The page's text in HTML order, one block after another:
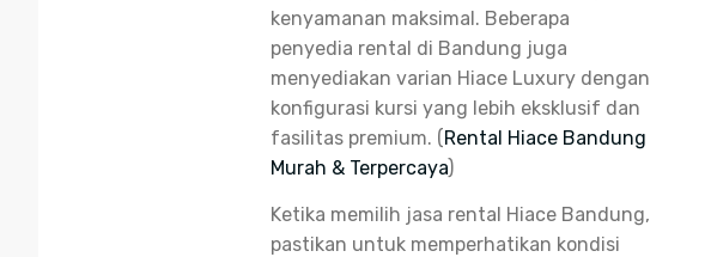
kenyamanan maksimal. Beberapa
penyedia rental di Bandung juga
menyediakan varian Hiace Luxury dengan
konfigurasi kursi yang lebih eksklusif dan
fasilitas premium. (Rental Hiace Bandung
Murah & Terpercaya)
Ketika memilih jasa rental Hiace Bandung,
pastikan untuk memperhatikan kondisi